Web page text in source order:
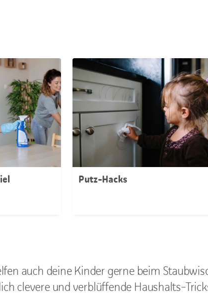
Putz-Hacks
auch deine Kinder gerne beim
clevere und verblüffende Haushalts-